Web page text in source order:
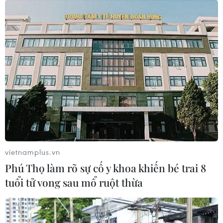
Bão Dolphin hướng vào
miền Đông Trung Quốc,
cảnh báo mưa lớn trên
diện rộng
06/08/2026 08:36
Làn sóng tấn công mạng
nhằm vào các quỹ đầu cơ
lớn của Mỹ
06/08/2026 06:47
Xem thêm
CƠ QUAN CHỦ QUẢN: THÔNG TẤN XÃ VIỆT NAM
vietnamplus.vn
Phú Thọ làm rõ sự cố y khoa khiến bé trai 8
tuổi tử vong sau mổ ruột thừa